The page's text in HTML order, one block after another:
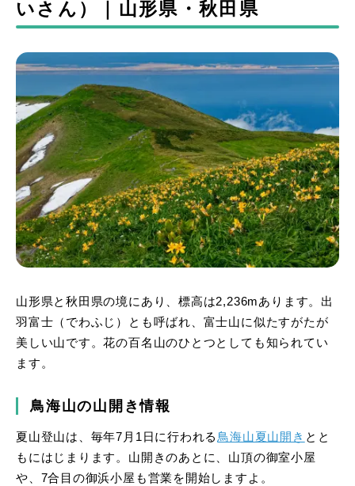
いさん）｜山形県・秋田県
山形県と秋田県の境にあり、標高は2,236mあります。出
羽富士（でわふじ）とも呼ばれ、富士山に似たすがたが
美しい山です。花の百名山のひとつとしても知られてい
ます。
鳥海山の山開き情報
夏山登山は、毎年7月1日に行われる 鳥海山夏山開き とと
もにはじまります。山開きのあとに、山頂の御室小屋
や、7合目の御浜小屋も営業を開始しますよ。